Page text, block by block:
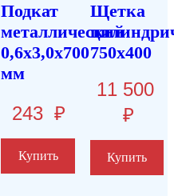
Подкат
металлический
0,6х3,0х700
мм
243 ₽
Купить
Щетка
750х400
11 500
₽
Купить